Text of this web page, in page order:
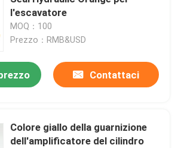
l'escavatore
MOQ：100
Prezzo：RMB&USD
Contattaci
Colore giallo della guarnizione
dell'amplificatore del cilindro